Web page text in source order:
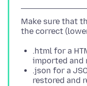
Make sure that
.html for a
imported and
.json for a
restored and